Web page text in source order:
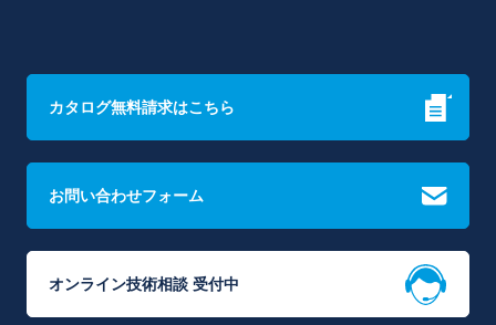
カタログ無料請求はこちら
お問い合わせフォーム
オンライン技術相談 受付中